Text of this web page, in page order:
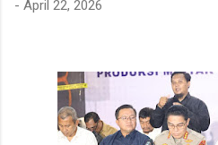
- April 22, 2026